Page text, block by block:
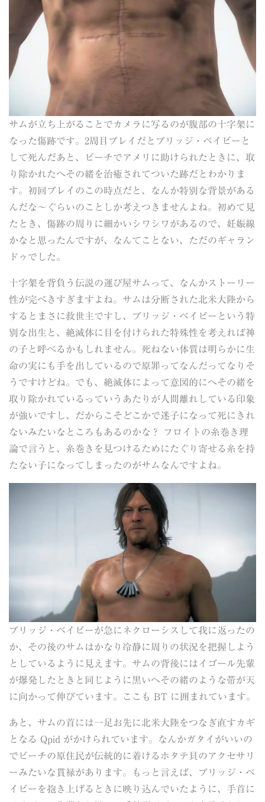
サムが立ち上がることでカメラに写るのが腹部の十字架に
なった傷跡です。2周目プレイだとブリッジ・ベイビーと
して死んだあと、ビーチでアメリに助けられたときに、取
り除かれたへその緒を治癒されてついた跡だとわかりま
す。初回プレイのこの時点だと、なんか特別な背景がある
んだな～ぐらいのことしか考えつきませんよね。初めて見
たとき、傷跡の周りに細かいシワシワがあるので、妊娠線
かなと思ったんですが、なんてことない、ただのギャラン
ドゥでした。
十字架を背負う伝説の運び屋サムって、なんかストーリー
性が完ぺきすぎますよね。サムは分断された北米大陸から
するとまさに救世主ですし、ブリッジ・ベイビーという特
別な出生と、絶滅体に目を付けられた特殊性を考えれば神
の子と呼べるかもしれません。死ねない体質は明らかに生
命の実にも手を出しているので原罪ってなんだってなりそ
うですけどね。でも、絶滅体によって意図的にへその緒を
取り除かれているっていうあたりが人間離れしている印象
が強いですし、だからこそどこかで迷子になって死にきれ
ないみたいなところもあるのかな？ フロイトの糸巻き理
論で言うと、糸巻きを見つけるためにたぐり寄せる糸を持
たない子になってしまったのがサムなんですよね。
ブリッジ・ベイビーが急にネクローシスして我に返ったの
か、その後のサムはかなり冷静に周りの状況を把握しよう
としているように見えます。サムの背後にはイゴール先輩
が爆発したときと同じように黒いへその緒のような帯が天
に向かって伸びています。ここも BT に囲まれています。
あと、サムの首には一足お先に北米大陸をつなぎ直すカギ
となる Qpid がかけられています。なんかガタイがいいの
でビーチの原住民が伝統的に着けるホタテ貝のアクセサリ
ーみたいな貫禄があります。もっと言えば、ブリッジ・ベ
イビーを抱き上げるときに映り込んでいたように、手首に